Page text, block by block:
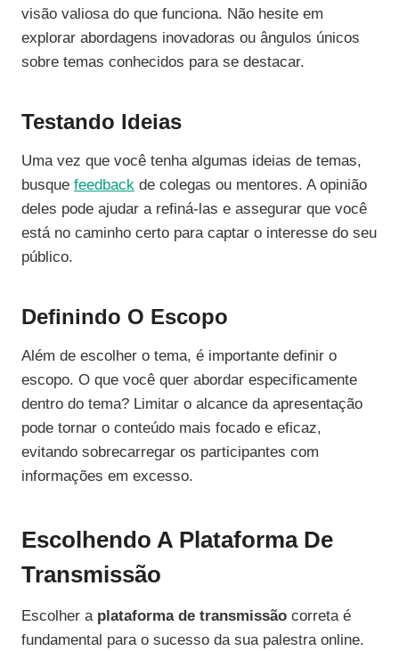
visão valiosa do que funciona. Não hesite em
explorar abordagens inovadoras ou ângulos únicos
sobre temas conhecidos para se destacar.
Testando Ideias
Uma vez que você tenha algumas ideias de temas,
busque feedback de colegas ou mentores. A opinião
deles pode ajudar a refiná-las e assegurar que você
está no caminho certo para captar o interesse do seu
público.
Definindo O Escopo
Além de escolher o tema, é importante definir o
escopo. O que você quer abordar especificamente
dentro do tema? Limitar o alcance da apresentação
pode tornar o conteúdo mais focado e eficaz,
evitando sobrecarregar os participantes com
informações em excesso.
Escolhendo A Plataforma De
Transmissão
Escolher a plataforma de transmissão correta é
fundamental para o sucesso da sua palestra online.